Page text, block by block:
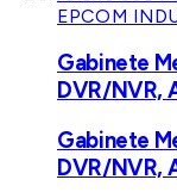
EPCOM
Gabinete
DVR/NVR,
Gabinete
DVR/NVR,